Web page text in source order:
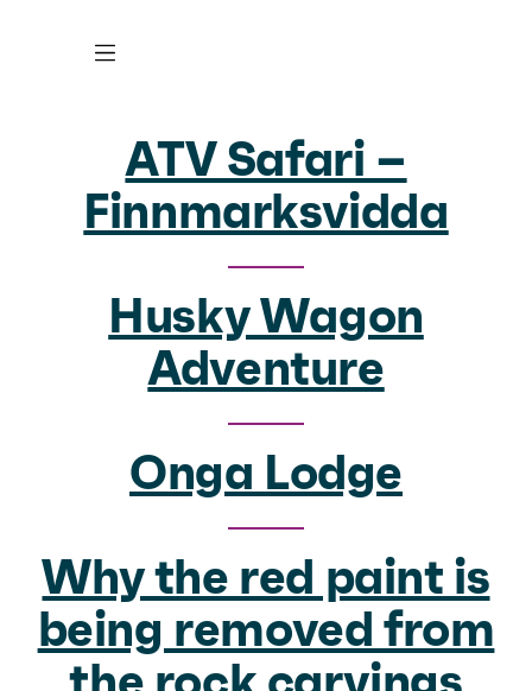
ATV Safari –
Finnmarksvidda
Husky Wagon
Adventure
Onga Lodge
Why the red paint is
being removed from